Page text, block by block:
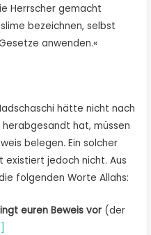
Herrscher gemacht
bezeichnen, selbst
anwenden.«
hätte nicht nach
hat, müssen
belegen. Ein solcher
existiert jedoch nicht. Aus
folgenden Worte Allahs:
euren Beweis vor (der